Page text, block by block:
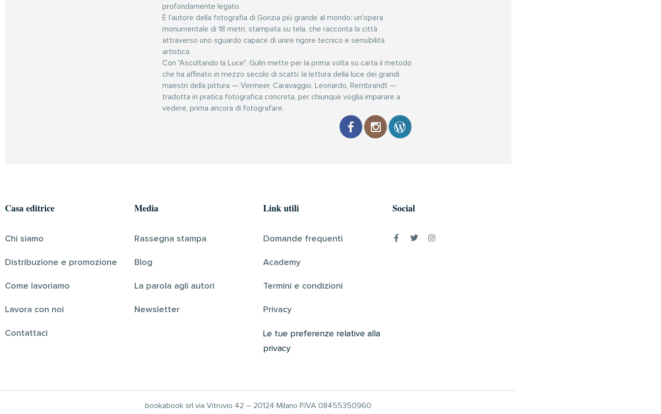
profondamente legato.
È l'autore della fotografia di Gorizia più grande al mondo: un'opera
monumentale di 18 metri, stampata su tela, che racconta la città
attraverso uno sguardo capace di unire rigore tecnico e sensibilità
artistica.
Con "Ascoltando la Luce", Gulin mette per la prima volta su carta il metodo
che ha affinato in mezzo secolo di scatti: la lettura della luce dei grandi
maestri della pittura — Vermeer, Caravaggio, Leonardo, Rembrandt —
tradotta in pratica fotografica concreta, per chiunque voglia imparare a
vedere, prima ancora di fotografare.
Casa editrice
Chi siamo
Distribuzione e promozione
Come lavoriamo
Lavora con noi
Contattaci
Media
Rassegna stampa
Blog
La parola agli autori
Newsletter
Link utili
Domande frequenti
Academy
Termini e condizioni
Privacy
Le tue preferenze relative alla
privacy
Social
bookabook srl via Vitruvio 42 – 20124 Milano P.IVA 08455350960